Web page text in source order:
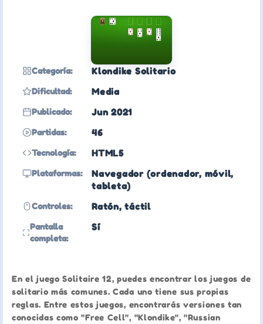
Categoría: Klondike Solitario
Dificultad: Media
Publicado: Jun 2021
Partidas: 46
Tecnología: HTML5
Plataformas:
Navegador (ordenador, móvil,
tableta)
Controles: Ratón, táctil
Pantalla
completa:
Sí
En el juego Solitaire 12, puedes encontrar los juegos de
solitario más comunes. Cada uno tiene sus propias
reglas. Entre estos juegos, encontrarás versiones tan
conocidas como "Free Cell", "Klondike", "Russian